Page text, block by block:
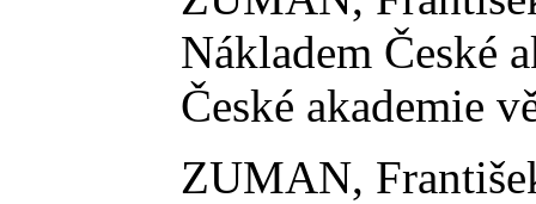
Nákladem České
České akademie
ZUMAN,